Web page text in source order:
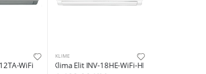
Grijanje: -15-24C
WiFi
KLIME
Klima Elit INV-18HE-WiFi-HB